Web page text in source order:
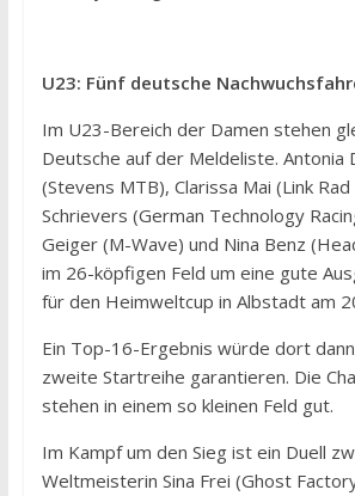
U23: Fünf deutsche
Im U23-Bereich der Damen stehen
Deutsche auf der Meldeliste. Antonia
(Stevens MTB), Clarissa Mai (Link
Schrievers (German Technology
Geiger (M-Wave) und Nina Benz
im 26-köpfigen Feld um eine gute
für den Heimweltcup in Albstadt am
Ein Top-16-Ergebnis würde dort
zweite Startreihe garantieren. Die
stehen in einem so kleinen Feld gut.
Im Kampf um den Sieg ist ein Duell
Weltmeisterin Sina Frei (Ghost